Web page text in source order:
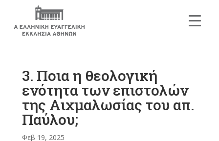
3. Ποια η θεολογική
ενότητα των επιστολών
της Αιχμαλωσίας του απ.
Παύλου;
Φεβ 19, 2025